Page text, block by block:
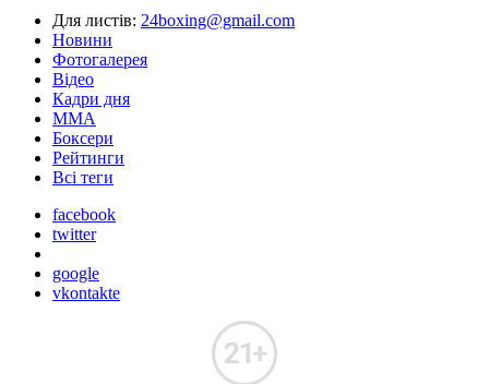
Для листів: 24boxing@gmail.com
Новини
Фотогалерея
Відео
Кадри дня
ММА
Боксери
Рейтинги
Всі теги
facebook
twitter
google
vkontakte